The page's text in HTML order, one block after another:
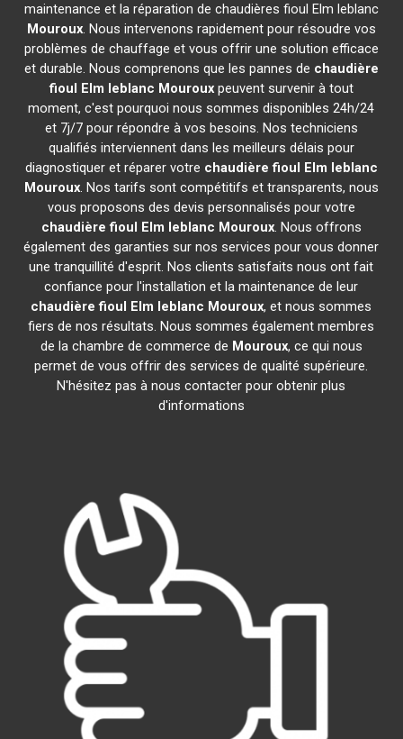
maintenance et la réparation de chaudières fioul Elm leblanc
Mouroux. Nous intervenons rapidement pour résoudre vos
problèmes de chauffage et vous offrir une solution efficace
et durable. Nous comprenons que les pannes de chaudière
fioul Elm leblanc Mourouxpeuvent survenir à tout
moment, c'est pourquoi nous sommes disponibles 24h/24
et 7j/7 pour répondre à vos besoins. Nos techniciens
qualifiés interviennent dans les meilleurs délais pour
diagnostiquer et réparer votre chaudière fioul Elm leblanc
Mouroux. Nos tarifs sont compétitifs et transparents, nous
vous proposons des devis personnalisés pour votre
chaudière fioul Elm leblanc Mouroux. Nous offrons
également des garanties sur nos services pour vous donner
une tranquillité d'esprit. Nos clients satisfaits nous ont fait
confiance pour l'installation et la maintenance de leur
chaudière fioul Elm leblanc Mouroux, et nous sommes
fiers de nos résultats. Nous sommes également membres
de la chambre de commerce de Mouroux, ce qui nous
permet de vous offrir des services de qualité supérieure.
N'hésitez pas à nous contacter pour obtenir plus
d'informations